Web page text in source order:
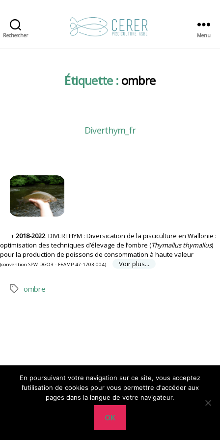
Rechercher
Pisciculture
Menu
Étiquette : ombre
Diverthym_fr
2018-2022. DIVERTHYM : Diversification de la pisciculture en Wallonie :
optimisation des techniques d’élevage de l’ombre (Thymallus thymallus)
pour la production de poissons de consommation à haute valeur
(convention SPW DGO3 - FEAMP 47-1703-004). Voir plus...
Étiquettes
ombre
CERER-Pisciculture Haut
En poursuivant votre navigation sur ce site, vous acceptez
l’utilisation de cookies pour vous permettre d'accéder aux
pages dans la langue de votre navigateur.
OK